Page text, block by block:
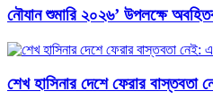
নৌযান শুমারি ২০২৬’ উপলক্ষে
শেখ হাসিনার দেশে ফেরার বাস্তবতা